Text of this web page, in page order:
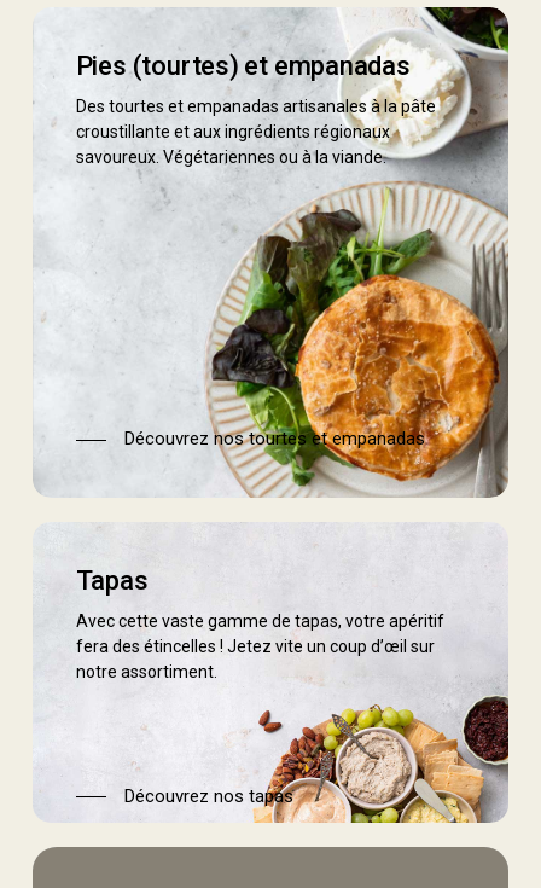
tourtes
Pies (tourtes) et empanadas
Des tourtes et empanadas artisanales à la pâte
croustillante et aux ingrédients régionaux
savoureux. Végétariennes ou à la viande.
Découvrez nos tourtes et empanadas
Tapas
Avec cette vaste gamme de tapas, votre apéritif
fera des étincelles ! Jetez vite un coup d’œil sur
notre assortiment.
Découvrez nos tapas
pizzas